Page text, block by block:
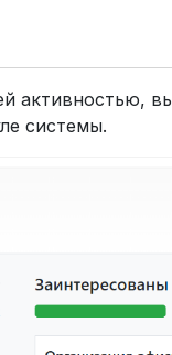
активностью,
системы.